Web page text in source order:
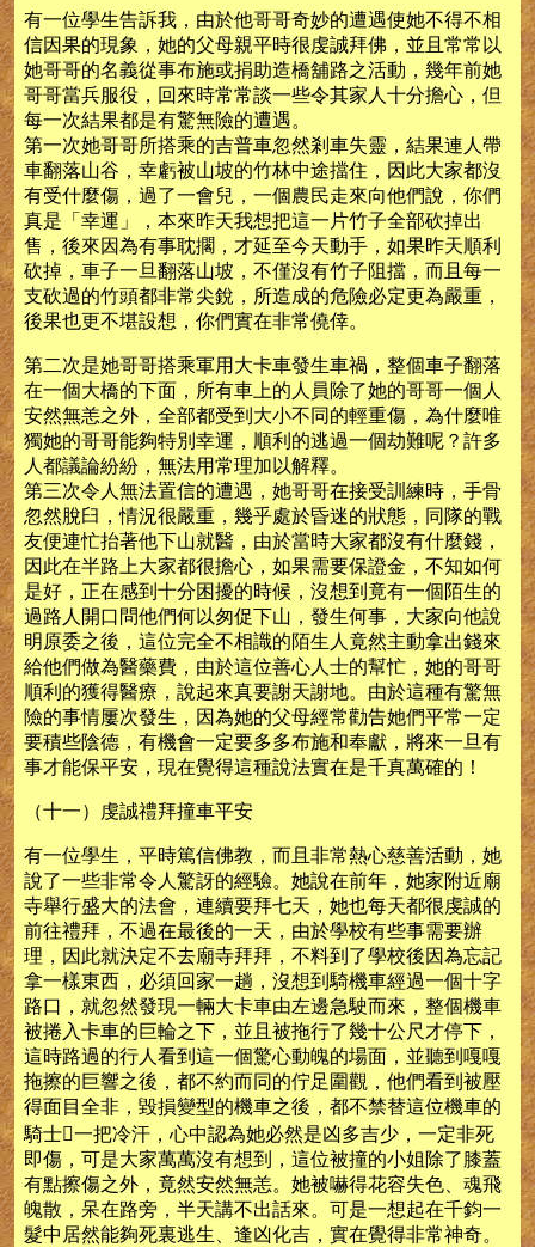
有一位學生告訴我，由於他哥哥奇妙的遭遇使她不得不相
信因果的現象，她的父母親平時很虔誠拜佛，並且常常以
她哥哥的名義從事布施或捐助造橋舖路之活動，幾年前她
哥哥當兵服役，回來時常常談一些令其家人十分擔心，但
每一次結果都是有驚無險的遭遇。
第一次她哥哥所搭乘的吉普車忽然剎車失靈，結果連人帶
車翻落山谷，幸虧被山坡的竹林中途擋住，因此大家都沒
有受什麼傷，過了一會兒，一個農民走來向他們說，你們
真是「幸運」，本來昨天我想把這一片竹子全部砍掉出
售，後來因為有事耽擱，才延至今天動手，如果昨天順利
砍掉，車子一旦翻落山坡，不僅沒有竹子阻擋，而且每一
支砍過的竹頭都非常尖銳，所造成的危險必定更為嚴重，
後果也更不堪設想，你們實在非常僥倖。
第二次是她哥哥搭乘軍用大卡車發生車禍，整個車子翻落
在一個大橋的下面，所有車上的人員除了她的哥哥一個人
安然無恙之外，全部都受到大小不同的輕重傷，為什麼唯
獨她的哥哥能夠特別幸運，順利的逃過一個劫難呢？許多
人都議論紛紛，無法用常理加以解釋。
第三次令人無法置信的遭遇，她哥哥在接受訓練時，手骨
忽然脫臼，情況很嚴重，幾乎處於昏迷的狀態，同隊的戰
友便連忙抬著他下山就醫，由於當時大家都沒有什麼錢，
因此在半路上大家都很擔心，如果需要保證金，不知如何
是好，正在感到十分困擾的時候，沒想到竟有一個陌生的
過路人開口問他們何以匆促下山，發生何事，大家向他說
明原委之後，這位完全不相識的陌生人竟然主動拿出錢來
給他們做為醫藥費，由於這位善心人士的幫忙，她的哥哥
順利的獲得醫療，說起來真要謝天謝地。由於這種有驚無
險的事情屢次發生，因為她的父母經常勸告她們平常一定
要積些陰德，有機會一定要多多布施和奉獻，將來一旦有
事才能保平安，現在覺得這種說法實在是千真萬確的！
（十一）虔誠禮拜撞車平安
有一位學生，平時篤信佛教，而且非常熱心慈善活動，她
說了一些非常令人驚訝的經驗。她說在前年，她家附近廟
寺舉行盛大的法會，連續要拜七天，她也每天都很虔誠的
前往禮拜，不過在最後的一天，由於學校有些事需要辦
理，因此就決定不去廟寺拜拜，不料到了學校後因為忘記
拿一樣東西，必須回家一趟，沒想到騎機車經過一個十字
路口，就忽然發現一輛大卡車由左邊急駛而來，整個機車
被捲入卡車的巨輪之下，並且被拖行了幾十公尺才停下，
這時路過的行人看到這一個驚心動魄的場面，並聽到嘎嘎
拖擦的巨響之後，都不約而同的佇足圍觀，他們看到被壓
得面目全非，毀損變型的機車之後，都不禁替這位機車的
騎士一把冷汗，心中認為她必然是凶多吉少，一定非死
即傷，可是大家萬萬沒有想到，這位被撞的小姐除了膝蓋
有點擦傷之外，竟然安然無恙。她被嚇得花容失色、魂飛
魄散，呆在路旁，半天講不出話來。可是一想起在千鈞一
髮中居然能夠死裏逃生、逢凶化吉，實在覺得非常神奇。